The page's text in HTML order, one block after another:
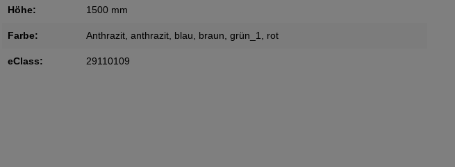
Höhe: 1500 mm
Farbe: Anthrazit, anthrazit, blau, braun, grün_1, rot
eClass: 29110109